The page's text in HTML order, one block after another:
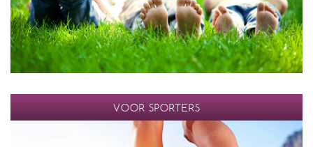
VOOR SPORTERS